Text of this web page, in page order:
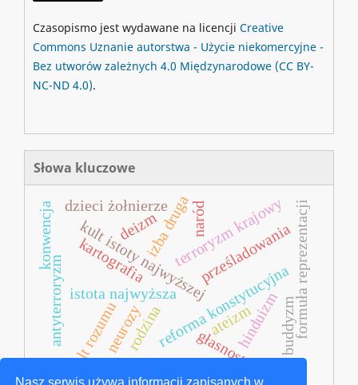
Nasz serwis używa informacji zapisanych w
Czasopismo jest wydawane na licencji Creative
Commons Uznanie autorstwa - Użycie niekomercyjne -
Bez utworów zależnych 4.0 Międzynarodowe (CC BY-
NC-ND 4.0).
Słowa kluczowe
rodzinareforma konstytucyjna
istota najwyższa
kult istoty najwyższej
kult rozumu formuła reprezentacji
izba drugaprześladowania
hinduizmbuddyzm
terroryzm krajowy
antyterroryzm
konwencja deizm
głasnost
neurozy ateizm
dzieci żołnierze naród
kartografia